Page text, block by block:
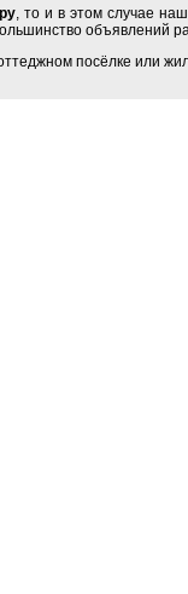
, то и в этом случае
объявлений
посёлке или